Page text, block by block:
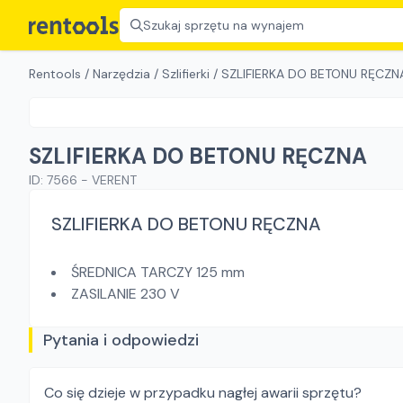
Szukaj sprzętu na wynajem
Rentools / Narzędzia / Szlifierki / SZLIFIERKA DO BETONU
SZLIFIERKA DO BETONU RĘCZNA
ID: 7566 - VERENT
SZLIFIERKA DO BETONU RĘCZNA
ŚREDNICA TARCZY 125 mm
ZASILANIE 230 V
Pytania i odpowiedzi
Co się dzieje w przypadku nagłej awarii sprzętu?